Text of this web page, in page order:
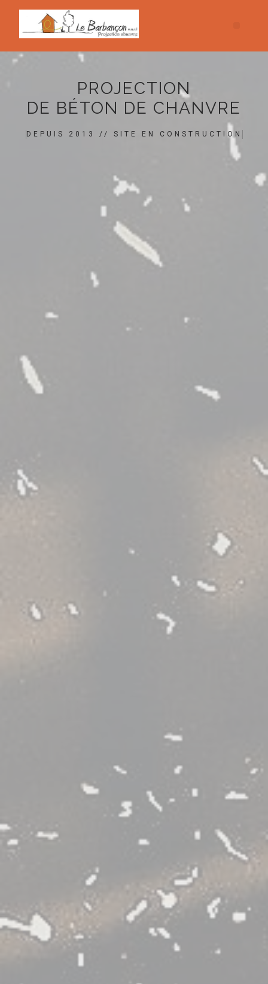
PROJECTION
DE BÉTON DE CHANVRE
DEPUIS 2013 // SITE EN CONSTRUCTION